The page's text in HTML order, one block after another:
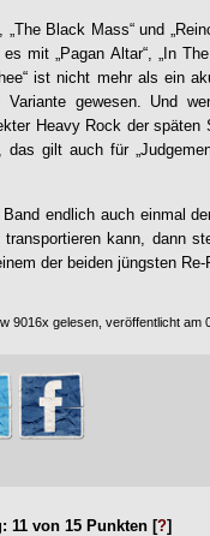
„The Black Mass“ und
mit „Pagan Altar“, „In
ist nicht mehr als ein
gewesen. Und
Heavy Rock der späten
das gilt auch für „
endlich auch einmal
kann, dann
der beiden jüngsten Re-
9016x gelesen, veröffentlicht am
11 von 15 Punkten [?]